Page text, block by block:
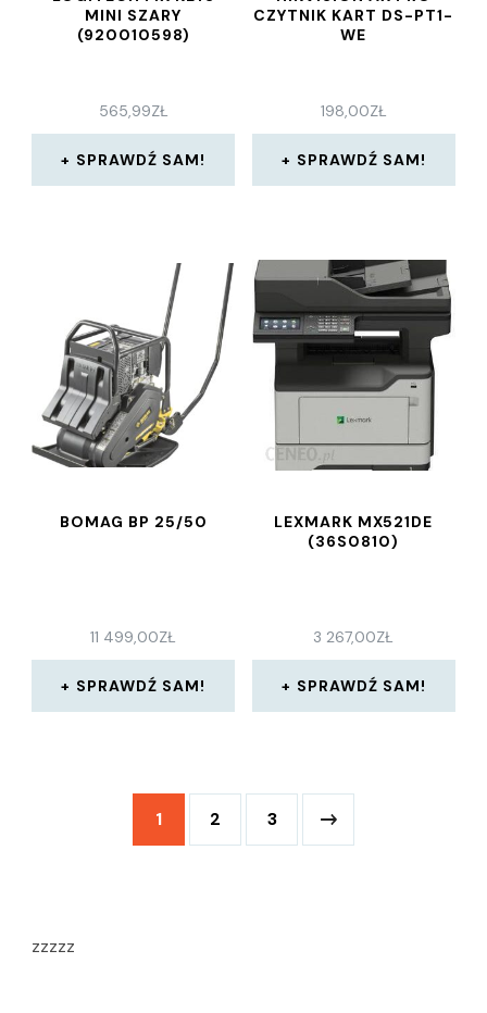
MINI SZARY
(920010598)
565,99ZŁ
SPRAWDŹ SAM!
CZYTNIK KART DS-PT1-
WE
198,00ZŁ
SPRAWDŹ SAM!
BOMAG BP 25/50
11 499,00ZŁ
SPRAWDŹ SAM!
LEXMARK MX521DE
(36S0810)
3 267,00ZŁ
SPRAWDŹ SAM!
1 2 3
zzzzz